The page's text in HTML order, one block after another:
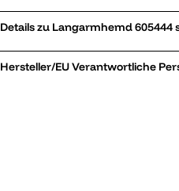
Details zu
Hersteller/EU Verantwortliche